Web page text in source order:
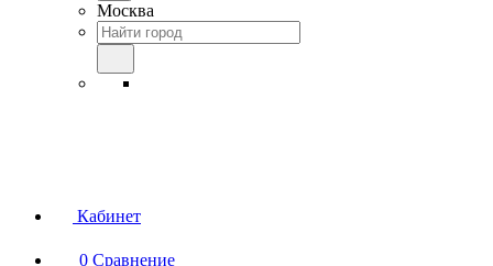
Москва
Кабинет
0 Сравнение